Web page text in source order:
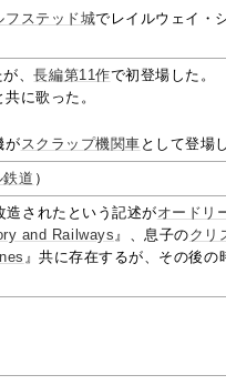
フステッド城でレイルウェイ・
が、長編第11作で初登場した。
共に歌った。
が スクラップ機関車 として登場
道 ）
造されたという記述がオードリ
and Railways 』、息子のクリ
』共に存在するが、その後の